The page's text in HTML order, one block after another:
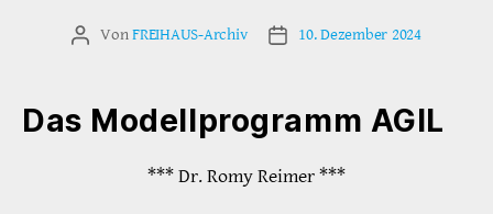
Beitragsautor
VonFREIHAUS-Archiv Veröffentlichungsdatum
10. Dezember 2024
Das Modellprogramm AGIL
*** Dr. Romy Reimer ***